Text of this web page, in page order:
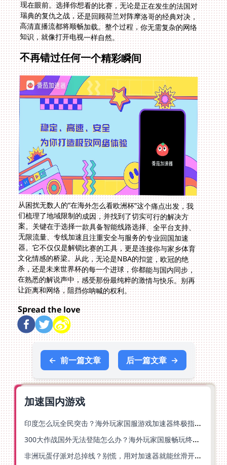
知识，就像打开电视一样自然。
不再错过任何一个精彩瞬间
从困扰无数人的“在海外怎么看欧洲杯”这个痛点出发，我
们梳理了地域限制的成因，并找到了切实可行的解决方
案。关键在于选择一款具备智能线路选择、全平台支持、
无限流量、专线加速且注重安全与服务的专业回国加速
器。它不仅仅是解锁比赛的工具，更是连接你与家乡体育
文化情感的桥梁。从此，无论是NBA的扣篮，欧冠的绝
杀，还是未来世界杯的每一个进球，你都能与国内同步，
在熟悉的解说声中，感受那份最纯粹的激情与快乐。别再
让距离和网络，阻挡你呐喊的权利。
Spread the love
← 前一篇文章 后一篇文章 →
加速国内游戏
印度怎么玩全民突击？海外玩家国服游戏加速器终极指南（附原神延迟优化+精灵之境加速器选择）
300大作战国外无法登陆怎么办？海外玩家国服畅玩终极指南（附实测推荐）
非洲玩蛋仔派对总掉线？别慌，用对加速器就能丝滑开跑！